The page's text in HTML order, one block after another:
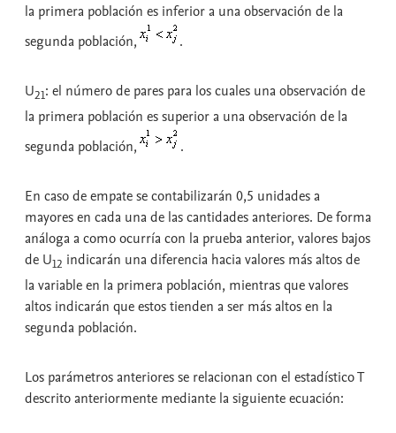
la primera población es inferior a una observación de la
segunda población,
.
U21: el número de pares para los cuales una observación de
la primera población es superior a una observación de la
segunda población,
.
En caso de empate se contabilizarán 0,5 unidades a
mayores en cada una de las cantidades anteriores. De forma
análoga a como ocurría con la prueba anterior, valores bajos
de U12 indicarán una diferencia hacia valores más altos de
la variable en la primera población, mientras que valores
altos indicarán que estos tienden a ser más altos en la
segunda población.
Los parámetros anteriores se relacionan con el estadístico T
descrito anteriormente mediante la siguiente ecuación: